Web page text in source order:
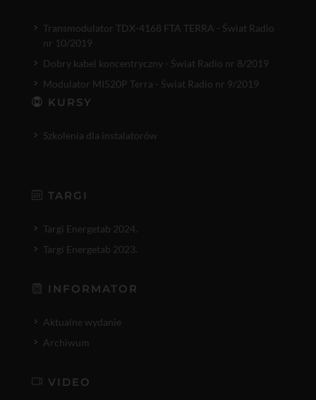
Transmodulator TDX-4168 FTA TERRA - Świat Radio
nr 10/2019
Dobry kabel koncentryczny - Świat Radio nr 8/2019
Modulator MI520P Terra - Świat Radio nr 9/2019
KURSY
Szkolenia dla instalatorów
TARGI
Targi Energetab 2024.
Targi Energetab 2023.
INFORMATOR
Aktualne wydanie
Archiwum
VIDEO